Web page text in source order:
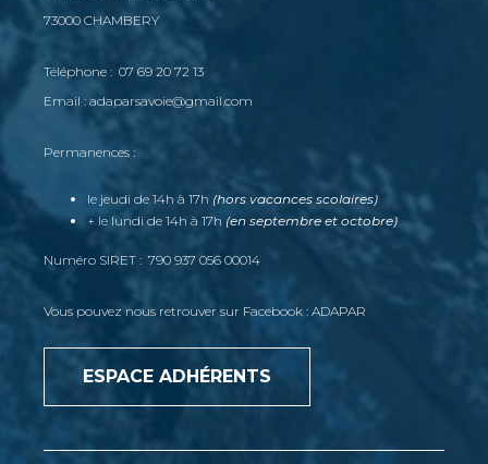
73000 CHAMBERY
Téléphone : 07 69 20 72 13
Email : adaparsavoie@gmail.com
Permanences :
le jeudi de 14h à 17h (hors vacances scolaires)
+ le lundi de 14h à 17h (en septembre et octobre)
Numéro SIRET : 790 937 056 00014
Vous pouvez nous retrouver sur Facebook : ADAPAR
ESPACE ADHÉRENTS